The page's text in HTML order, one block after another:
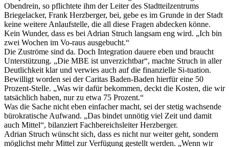
Obendrein, so pflichtete ihm der Leiter des Stadtteilzentrums
Briegelacker, Frank Herzberger, bei, gebe es im Grunde in der Stadt
keine weitere Anlaufstelle, die all diese Fragen abdecken könne.
Kein Wunder, dass es bei Adrian Struch langsam eng wird. „Ich bin
zwei Wochen im Vo-raus ausgebucht.“
Die Zuströme sind da. Doch Integration dauere eben und braucht
Unterstützung. „Die MBE ist unverzichtbar“, machte Struch in aller
Deutlichkeit klar und verwies auch auf die finanzielle Si-tuation.
Bewilligt worden sei der Caritas Baden-Baden hierfür eine 50
Prozent-Stelle. „Was wir dafür bekommen, deckt die Kosten, die wir
tatsächlich haben, nur zu etwa 75 Prozent.“
Was die Sache nicht eben einfacher macht, sei der stetig wachsende
bürokratische Aufwand. „Das bindet unnötig viel Zeit und damit
auch Mittel“, bilanziert Fachbereichsleiter Herzberger.
Adrian Struch wünscht sich, dass es nicht nur weiter geht, sondern
möglichst mehr Mittel zur Verfügung gestellt werden. „Wenn wir